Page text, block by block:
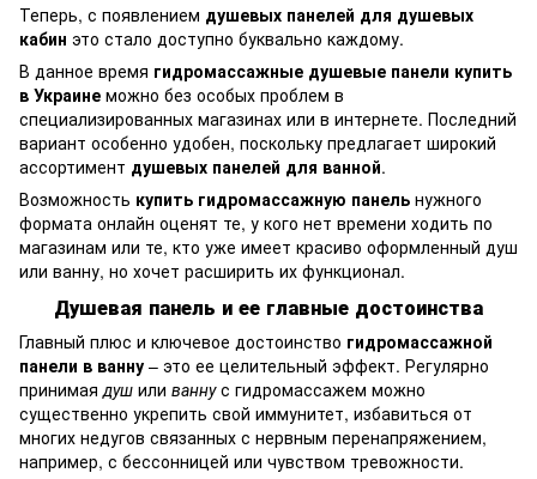
Теперь, с появлением душевых панелей для душевых
кабин это стало доступно буквально каждому.
В данное время гидромассажные душевые панели купить
в Украине можно без особых проблем в
специализированных магазинах или в интернете. Последний
вариант особенно удобен, поскольку предлагает широкий
ассортимент душевых панелей для ванной.
Возможность купить гидромассажную панель нужного
формата онлайн оценят те, у кого нет времени ходить по
магазинам или те, кто уже имеет красиво оформленный душ
или ванну, но хочет расширить их функционал.
Душевая панель и ее главные достоинства
Главный плюс и ключевое достоинство гидромассажной
панели в ванну – это ее целительный эффект. Регулярно
принимая душ или ваннус гидромассажем можно
существенно укрепить свой иммунитет, избавиться от
многих недугов связанных с нервным перенапряжением,
например, с бессонницей или чувством тревожности.